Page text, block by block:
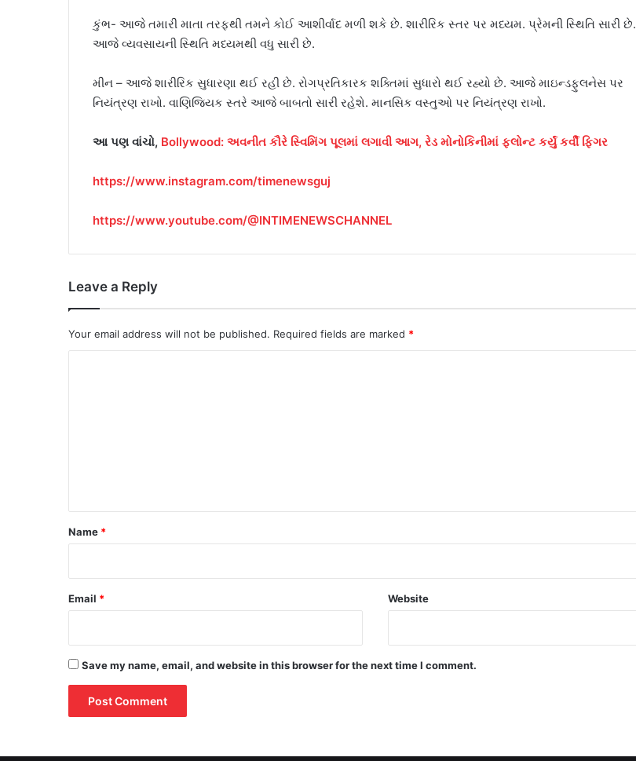
કુંભ- આજે તમારી માતા તરફથી તમને કોઈ આશીર્વાદ મળી શકે છે. શારીરિક સ્તર પર મધ્યમ. પ્રેમની સ્થિતિ સારી છે.
આજે વ્યવસાયની સ્થિતિ મધ્યમથી વધુ સારી છે.
મીન – આજે શારીરિક સુધારણા થઈ રહી છે. રોગપ્રતિકારક શક્તિમાં સુધારો થઈ રહ્યો છે. આજે માઇન્ડફુલનેસ પર
નિયંત્રણ રાખો. વાણિજ્યિક સ્તરે આજે બાબતો સારી રહેશે. માનસિક વસ્તુઓ પર નિયંત્રણ રાખો.
આ પણ વાંચો, Bollywood: અવનીત કૌરે સ્વિમિંગ પૂલમાં લગાવી આગ, રેડ મોનોકિનીમાં ફ્લોન્ટ કર્યું કર્વી ફિગર
https://www.instagram.com/timenewsguj
https://www.youtube.com/@INTIMENEWSCHANNEL
Leave a Reply
Your email address will not be published. Required fields are marked *
*
Name *
Email * Website
Save my name, email, and website in this browser for the next time I comment.